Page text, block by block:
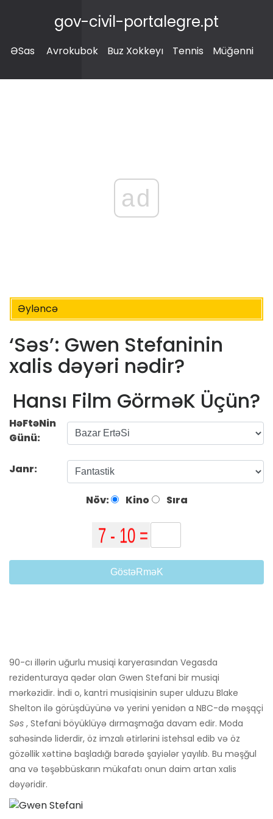
gov-civil-portalegre.pt
ƏSas Avrokubok Buz Xokkeyı Tennis Müğənni
ad
Əyləncə
‘Səs’: Gwen Stefaninin
xalis dəyəri nədir?
Hansı Film GörməK Üçün?
HəFtəNin
Günü:
Janr:
Növ: Kino Sıra
GöstəRməK
90-cı illərin uğurlu musiqi karyerasından Vegasda
rezidenturaya qədər olan Gwen Stefani bir musiqi
mərkəzidir. İndi o, kantri musiqisinin super ulduzu Blake
Shelton ilə görüşdüyünə və yerini yenidən a NBC-də məşqçi
Səs , Stefani böyüklüyə dırmaşmağa davam edir. Moda
sahəsində liderdir, öz imzalı ətirlərini istehsal edib və öz
gözəllik xəttinə başladığı barədə şayiələr yayılıb. Bu məşğul
ana və təşəbbüskarın mükafatı onun daim artan xalis
dəyəridir.